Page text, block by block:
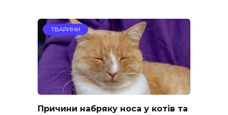
ТВАРИНИ
Причини набряку носа у котів та